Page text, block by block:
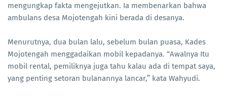
mengungkap fakta mengejutkan. Ia membenarkan bahwa
ambulans desa Mojotengah kini berada di desanya.
Menurutnya, dua bulan lalu, sebelum bulan puasa, Kades
Mojotengah menggadaikan mobil kepadanya. “Awalnya Itu
mobil rental, pemiliknya juga tahu kalau ada di tempat saya,
yang penting setoran bulanannya lancar,” kata Wahyudi.